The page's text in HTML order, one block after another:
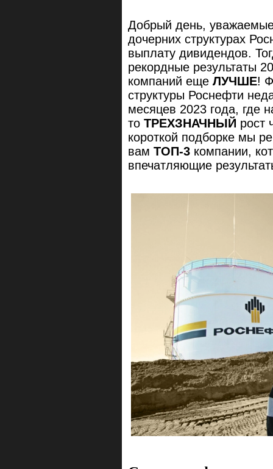
Добрый день,
дочерних структурах
выплату дивидендов.
рекордные результаты
компаний еще ЛУЧШЕ!
структуры Роснефти
месяцев 2023 года, где
то ТРЕХЗНАЧНЫЙ рост
короткой подборке мы
вам ТОП-3 компании,
впечатляющие